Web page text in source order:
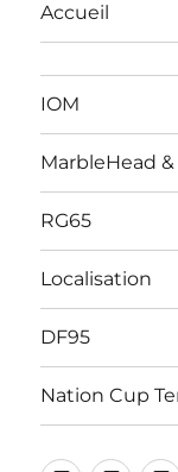
Accueil
IOM
MarbleHead
RG65
Localisation
DF95
Nation Cup